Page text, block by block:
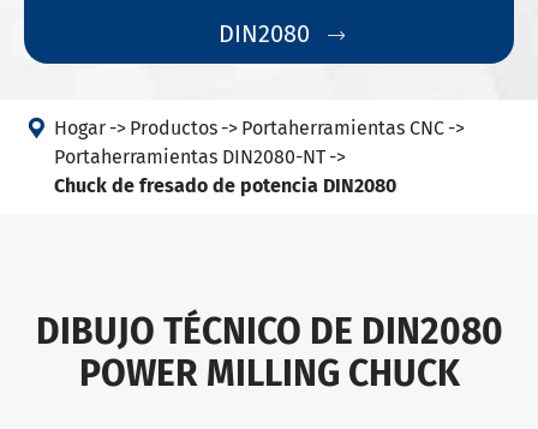
DIN2080

 Hogar Productos
Portaherramientas CNC
Portaherramientas DIN2080-NT
Chuck de fresado de potencia DIN2080
DIBUJO TÉCNICO DE DIN2080
POWER MILLING CHUCK